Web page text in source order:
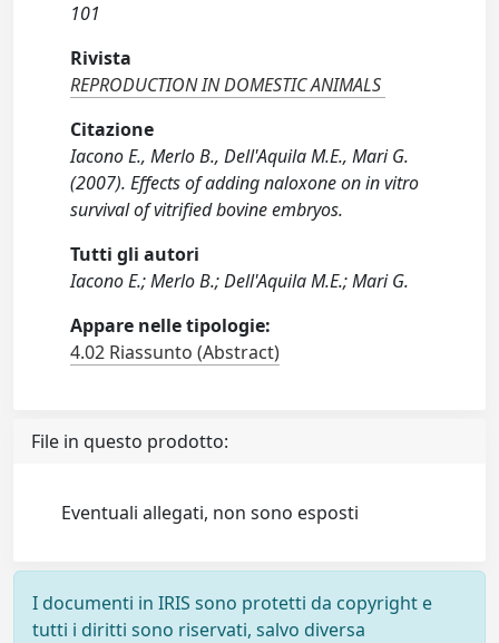
101
Rivista
REPRODUCTION IN DOMESTIC ANIMALS
Citazione
Iacono E., Merlo B., Dell'Aquila M.E., Mari G.
(2007). Effects of adding naloxone on in vitro
survival of vitrified bovine embryos.
Tutti gli autori
Iacono E.; Merlo B.; Dell'Aquila M.E.; Mari G.
Appare nelle tipologie:
4.02 Riassunto (Abstract)
File in questo prodotto:
Eventuali allegati, non sono esposti
I documenti in IRIS sono protetti da copyright e
tutti i diritti sono riservati, salvo diversa